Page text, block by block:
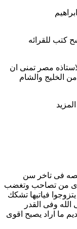
للقرائه
مصر تمنى ان
والشام
تاخر سن
تصاحب وتغضب
فياتيها تشكك
وفى القدر
اراد يصبح اقوى